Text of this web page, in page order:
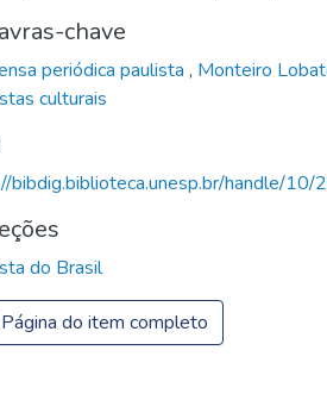
chave
periódica paulista , Monteiro
culturais
bibdig.biblioteca.unesp.br/handle/10/
do Brasil
Página do item completo